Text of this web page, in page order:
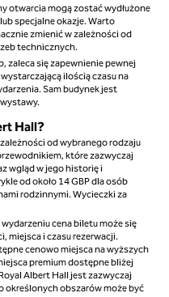
otwarcia mogą zostać wydłużone
specjalne okazje. Warto
zmienić w zależności od
technicznych.
zaleca się zapewnienie pewnej
ilością czasu na
Sam budynek jest
Hall?
od wybranego rodzaju
które zazwyczaj
wgląd w jego historię i
od około 14 GBP dla osób
rodzinnymi. Wycieczki za
cena biletu może się
miejsca i czasu rezerwacji.
cenowo miejsca na wyższych
premium dostępne bliżej
Albert Hall jest zazwyczaj
określonych obszarów może być